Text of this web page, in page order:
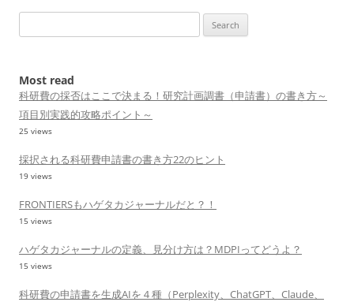
for:
Most read
科研費の採否はここで決まる！研究計画調書（申請書）の書き方～
項目別実践的攻略ポイント～
25 views
採択される科研費申請書の書き方22のヒント
19 views
FRONTIERSもハゲタカジャーナルだと？！
15 views
ハゲタカジャーナルの定義、見分け方は？MDPIってどうよ？
15 views
科研費の申請書を生成AIを４種（Perplexity、ChatGPT、Claude、